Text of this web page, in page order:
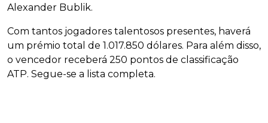
Alexander Bublik.
Com tantos jogadores talentosos presentes, haverá
um prémio total de 1.017.850 dólares. Para além disso,
o vencedor receberá 250 pontos de classificação
ATP. Segue-se a lista completa.